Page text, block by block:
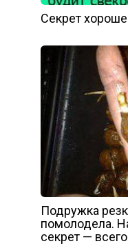
Секрет
Подружка
помолодела.
секрет —